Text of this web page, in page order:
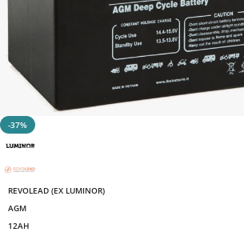
-37%
REVOLEAD (EX LUMINOR)
AGM
12AH